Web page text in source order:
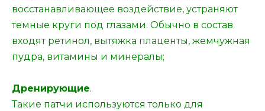
восстанавливающее воздействие, устраняют
темные круги под глазами. Обычно в состав
входят ретинол, вытяжка плаценты, жемчужная
пудра, витамины и минералы;
Дренирующие.
Такие патчи используются только для